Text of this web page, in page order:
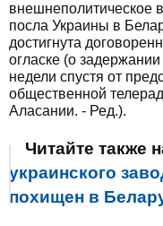
внешнеполитическое
посла Украины в
достигнута
огласке (о
недели спустя от
общественной
Аласании. - Ред.).
Читайте также
украинского
похищен в